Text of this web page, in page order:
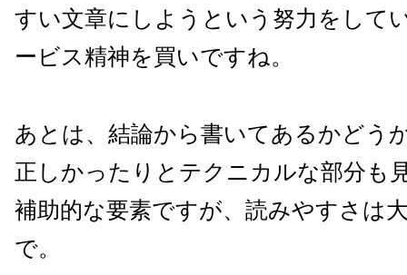
すい文章にしようという努力をして
ービス精神を買いですね。
あとは、結論から書いてあるかどう
正しかったりとテクニカルな部分も
補助的な要素ですが、読みやすさは
で。